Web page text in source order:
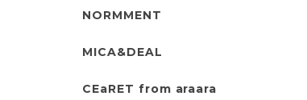
NORMMENT
MICA&DEAL
CEaRET from araara